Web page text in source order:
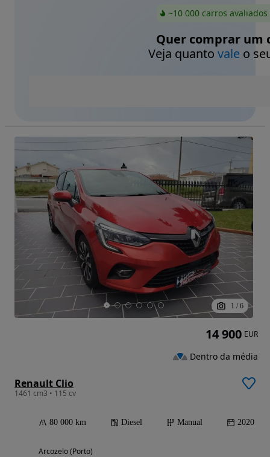
~10 000 carros
Quer comprar um
Veja quanto valeo
1 / 6
Renault Clio
1461 cm3 • 115 cv
80 000 km Diesel Manual 2020
Arcozelo (Porto)
14 900 EUR
Dentro da média